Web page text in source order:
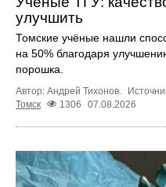
улучшить
Томские учёные нашли
на 50% благодаря
порошка.
Автор: Андрей Тихонов.
Томск
1306 07.08.2026